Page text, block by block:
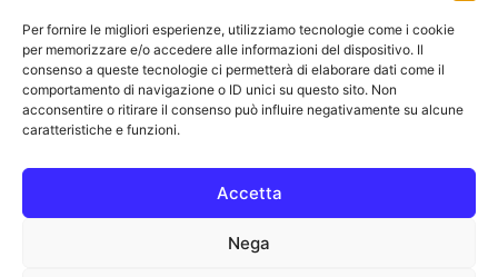
Per fornire le migliori esperienze, utilizziamo tecnologie come i cookie
per memorizzare e/o accedere alle informazioni del dispositivo. Il
consenso a queste tecnologie ci permetterà di elaborare dati come il
comportamento di navigazione o ID unici su questo sito. Non
acconsentire o ritirare il consenso può influire negativamente su alcune
caratteristiche e funzioni.
Accetta
Nega
Système D’enceintes Principales Actives
Augspurger Solo 8-Sub212-SXE3/3500